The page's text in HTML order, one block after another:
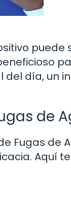
puede
día, un
de
Fugas de
Aquí